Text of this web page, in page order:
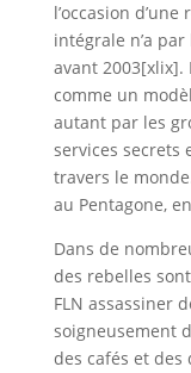
l’occasion
intégrale n’a
avant 2003[xlix].
comme un
autant par les
services
travers le
au Pentagone,
Dans de
des rebelles
FLN assassiner
soigneusement
des cafés et des